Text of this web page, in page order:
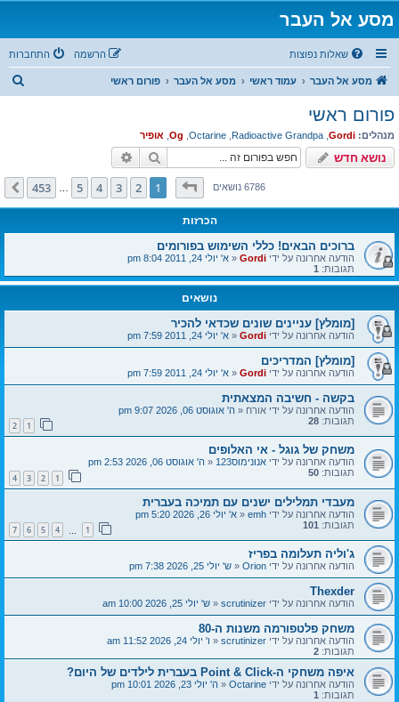
מסע אל העבר
שאלות נפוצות התחברות הרשמה
מסע אל העבר עמוד ראשי מסע אל העבר פורום ראשי
ח
פורום ראשי
מנהלים: Gordi
,
Radioactive Grandpa
,
Octarine
,
Og
, אופיר
נושא חדש חיפוש
6786 נושאיםדף1מתוך 453
1
2
3
4
5
453 הבא
הכרזות
ברוכים הבאים! כללי השימוש בפורומים
הודעה אחרונה על ידי Gordi
«א' יולי 24, 2011 8:04 pm
תגובות: 1
נושאים
[מומלץ] עניינים שונים שכדאי להכיר
הודעה אחרונה על ידי Gordi
«א' יולי 24, 2011 7:59 pm
[מומלץ] המדריכים
הודעה אחרונה על ידי Gordi
«א' יולי 24, 2011 7:59 pm
בקשה - חשיבה המצאתית
הודעה אחרונה על ידי אורח«ה' אוגוסט 06, 2026 9:07 pm
תגובות: 28
2
משחק של גוגל - אי האלופים
הודעה אחרונה על ידי אנונימוס123 «ה' אוגוסט 06, 2026 2:53 pm
תגובות: 50
2
3
4
מעבדי תמלילים ישנים עם תמיכה בעברית
הודעה אחרונה על ידי emh
«א' יולי 26, 2026 5:20 pm
תגובות: 101
4
5
6
7
ג'וליה תעלומה בפריז
הודעה אחרונה על ידי Orion
«ש' יולי 25, 2026 7:38 pm
Thexder
הודעה אחרונה על ידי scrutinizer
«ש' יולי 25, 2026 10:00 am
משחק פלטפורמה משנות ה-80
הודעה אחרונה על ידי scrutinizer
«ו' יולי 24, 2026 11:52 am
תגובות: 2
איפה משחקי ה-Point & Click בעברית לילדים של היום?
הודעה אחרונה על ידי Octarine
«ה' יולי 23, 2026 10:01 pm
תגובות: 1